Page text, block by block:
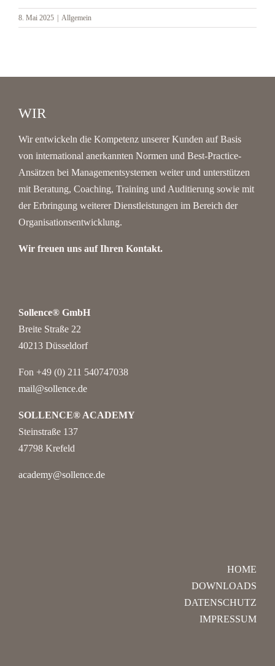
8. Mai 2025 Allgemein
WIR
Wir entwickeln die Kompetenz unserer Kunden auf Basis
von international anerkannten Normen und Best-Practice-
Ansätzen bei Managementsystemen weiter und unterstützen
mit Beratung, Coaching, Training und Auditierung sowie mit
der Erbringung weiterer Dienstleistungen im Bereich der
Organisationsentwicklung.
Wir freuen uns auf Ihren Kontakt.
Sollence® GmbH
Breite Straße 22
40213 Düsseldorf
Fon +49 (0) 211 540747038‬
mail@sollence.de
SOLLENCE® ACADEMY
Steinstraße 137
47798 Krefeld
academy@sollence.de
HOME
DOWNLOADS
DATENSCHUTZ
IMPRESSUM